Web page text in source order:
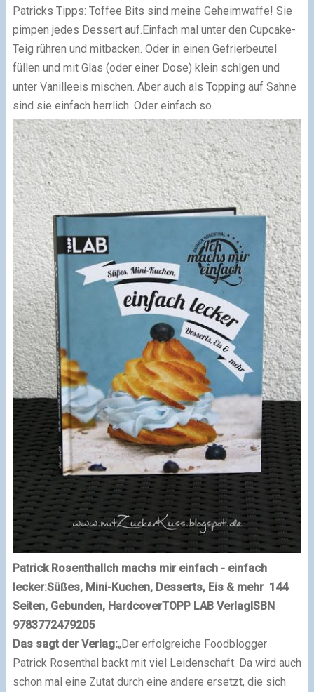
Patricks Tipps: Toffee Bits sind meine Geheimwaffe! Sie
pimpen jedes Dessert auf.Einfach mal unter den Cupcake-
Teig rühren und mitbacken. Oder in einen Gefrierbeutel
füllen und mit Glas (oder einer Dose) klein schlgen und
unter Vanilleeis mischen. Aber auch als Topping auf Sahne
sind sie einfach herrlich. Oder einfach so.
Patrick RosenthalIch machs mir einfach - einfach
lecker:Süßes, Mini-Kuchen, Desserts, Eis & mehr 144
Seiten, Gebunden, HardcoverTOPP LAB VerlagISBN
9783772479205
Das sagt der Verlag:„Der erfolgreiche Foodblogger
Patrick Rosenthal backt mit viel Leidenschaft. Da wird auch
schon mal eine Zutat durch eine andere ersetzt, die sich